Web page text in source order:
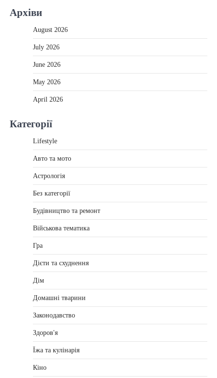
Архіви
August 2026
July 2026
June 2026
May 2026
April 2026
Категорії
Lifestyle
Авто та мото
Астрологія
Без категорії
Будівництво та ремонт
Військова тематика
Гра
Дієти та схуднення
Дім
Домашні тварини
Законодавство
Здоров'я
Їжа та кулінарія
Кіно